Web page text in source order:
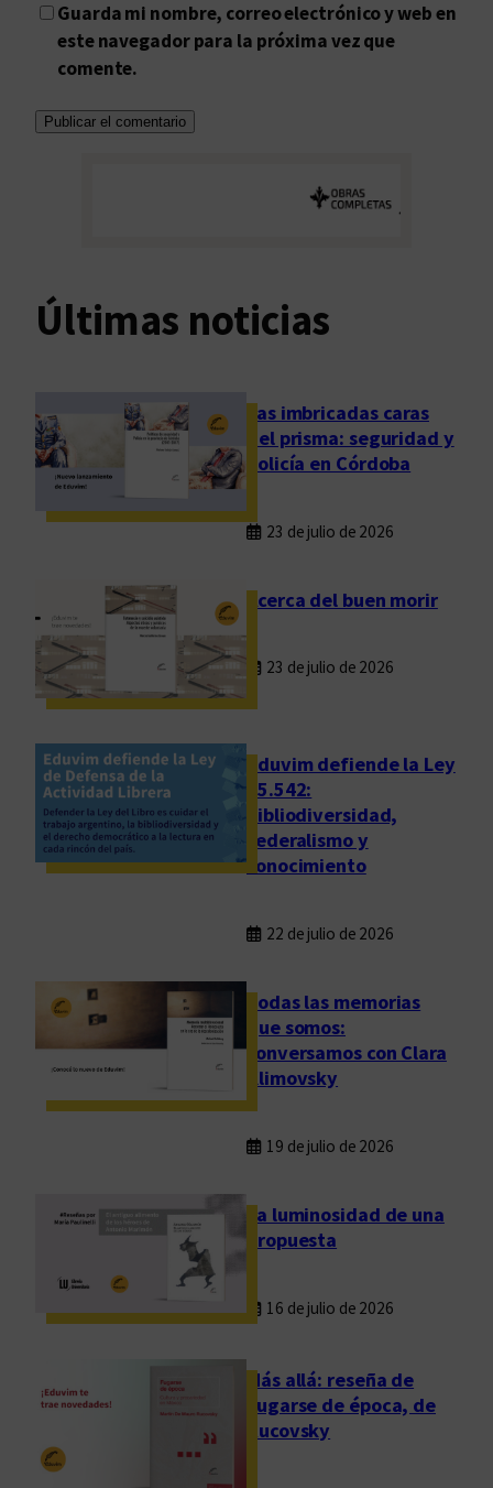
Guarda mi nombre, correo electrónico y web en
este navegador para la próxima vez que
comente.
Últimas noticias
Las imbricadas caras
del prisma: seguridad y
policía en Córdoba
23 de julio de 2026
Acerca del buen morir
23 de julio de 2026
Eduvim defiende la Ley
25.542:
bibliodiversidad,
federalismo y
conocimiento
22 de julio de 2026
Todas las memorias
que somos:
conversamos con Clara
Klimovsky
19 de julio de 2026
La luminosidad de una
propuesta
16 de julio de 2026
Más allá: reseña de
Fugarse de época, de
Rucovsky